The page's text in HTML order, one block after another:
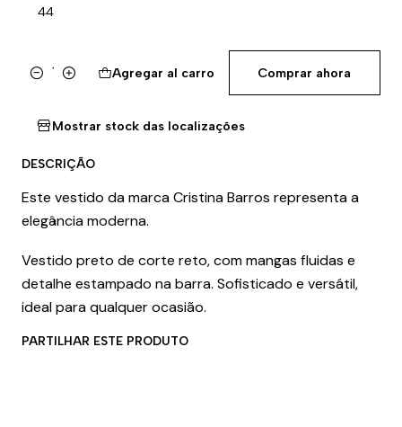
44
Cantidad
Agregar al carro Comprar ahora
Mostrar stock das localizações
DESCRIÇÃO
Este vestido da marca Cristina Barros representa a
elegância moderna.
Vestido preto de corte reto, com mangas fluidas e
detalhe estampado na barra. Sofisticado e versátil,
ideal para qualquer ocasião.
PARTILHAR ESTE PRODUTO